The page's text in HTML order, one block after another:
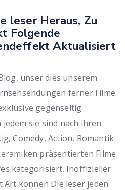
leser Heraus, Zu
Folgende
Aktualisiert
unser dies unserem
ferner Filme
gegenseitig
sie sind nach ihren
Comedy, Action, Romantik
präsentierten Filme
kategorisiert. Inoffizieller
können Die leser jeden